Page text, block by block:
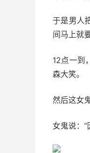
于是男人
间马上就
12点一到
森大笑。
然后这女
女鬼说：